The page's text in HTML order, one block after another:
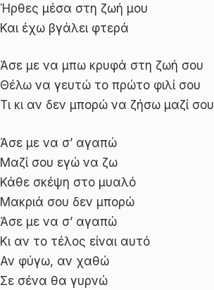
Ήρθες μέσα στη ζωή μου
Και έχω βγάλει φτερά
Άσε με να μπω κρυφά στη ζωή σου
Θέλω να γευτώ το πρώτο φιλί σου
Τι κι αν δεν μπορώ να ζήσω μαζί σου
Άσε με να σ’ αγαπώ
Μαζί σου εγώ να ζω
Κάθε σκέψη στο μυαλό
Μακριά σου δεν μπορώ
Άσε με να σ’ αγαπώ
Κι αν το τέλος είναι αυτό
Αν φύγω, αν χαθώ
Σε σένα θα γυρνώ